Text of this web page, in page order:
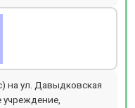
на ул. Давыдковская